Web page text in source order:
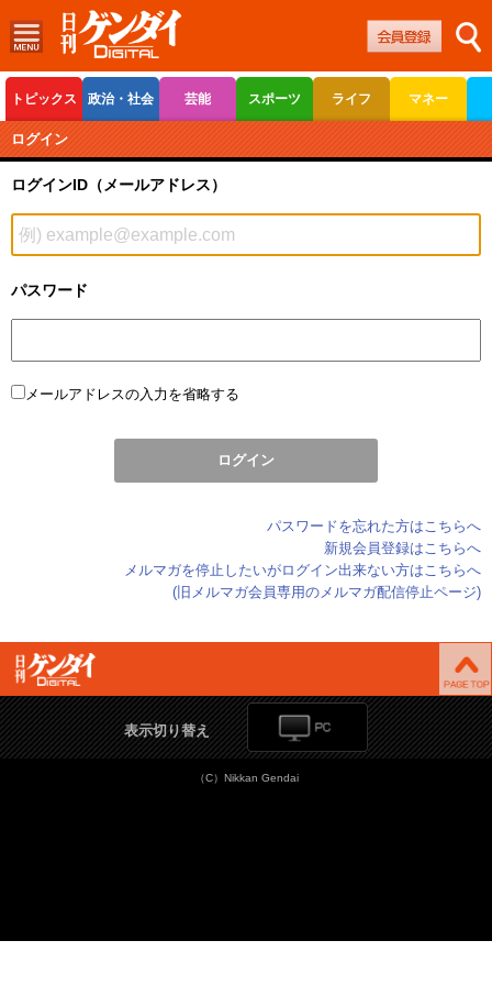
トピックス 政治・社会 芸能 スポーツ ライフ マネー
ボートレース
ログイン
ログインID（メールアドレス）
パスワード
メールアドレスの入力を省略する
パスワードを忘れた方はこちらへ
新規会員登録はこちらへ
メルマガを停止したいがログイン出来ない方はこちらへ
(旧メルマガ会員専用のメルマガ配信停止ページ)
表示切り替え
（C）Nikkan Gendai